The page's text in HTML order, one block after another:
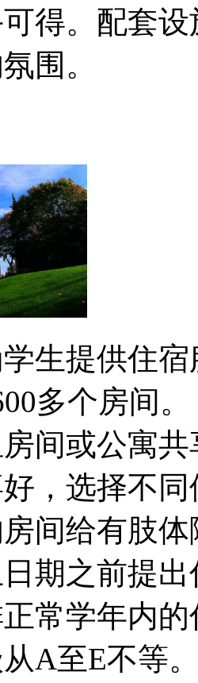
得。配套
围。
生提供住
多个房间
间或公寓
，选择不
间给有肢
期之前提
常学年内
A至E不等